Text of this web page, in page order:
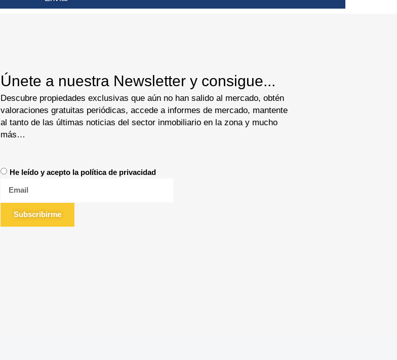
Únete a nuestra Newsletter y consigue...
Descubre propiedades exclusivas que aún no han salido al mercado, obtén
valoraciones gratuitas periódicas, accede a informes de mercado, mantente
al tanto de las últimas noticias del sector inmobiliario en la zona y mucho
más…
He leído y acepto la política de privacidad
Subscribirme